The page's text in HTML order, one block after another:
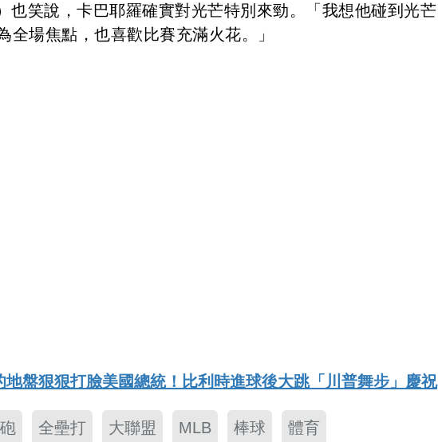
也笑說，卡巴耶羅確實對光芒特別來勁。「我想他碰到光芒
場焦點，也喜歡比賽充滿火花。」
盤狠狠打臉美國總統！比利時進球後大跳「川普舞步」慶祝
全壘打 大聯盟 MLB 棒球 體育